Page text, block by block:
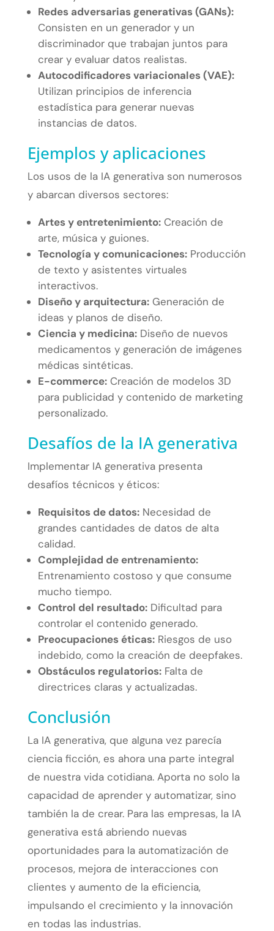
Redes adversarias generativas (GANs):
Consisten en un generador y un
discriminador que trabajan juntos para
crear y evaluar datos realistas.
Autocodificadores variacionales (VAE):
Utilizan principios de inferencia
estadística para generar nuevas
instancias de datos.
Ejemplos y aplicaciones
Los usos de la IA generativa son numerosos
y abarcan diversos sectores:
Artes y entretenimiento:Creación de
arte, música y guiones.
Tecnología y comunicaciones:Producción
de texto y asistentes virtuales
interactivos.
Diseño y arquitectura:Generación de
ideas y planos de diseño.
Ciencia y medicina:Diseño de nuevos
medicamentos y generación de imágenes
médicas sintéticas.
E-commerce:Creación de modelos 3D
para publicidad y contenido de marketing
personalizado.
Desafíos de la IA generativa
Implementar IA generativa presenta
desafíos técnicos y éticos:
Requisitos de datos:Necesidad de
grandes cantidades de datos de alta
calidad.
Complejidad de entrenamiento:
Entrenamiento costoso y que consume
mucho tiempo.
Control del resultado:Dificultad para
controlar el contenido generado.
Preocupaciones éticas:Riesgos de uso
indebido, como la creación de deepfakes.
Obstáculos regulatorios:Falta de
directrices claras y actualizadas.
Conclusión
La IA generativa, que alguna vez parecía
ciencia ficción, es ahora una parte integral
de nuestra vida cotidiana. Aporta no solo la
capacidad de aprender y automatizar, sino
también la de crear. Para las empresas, la IA
generativa está abriendo nuevas
oportunidades para la automatización de
procesos, mejora de interacciones con
clientes y aumento de la eficiencia,
impulsando el crecimiento y la innovación
en todas las industrias.